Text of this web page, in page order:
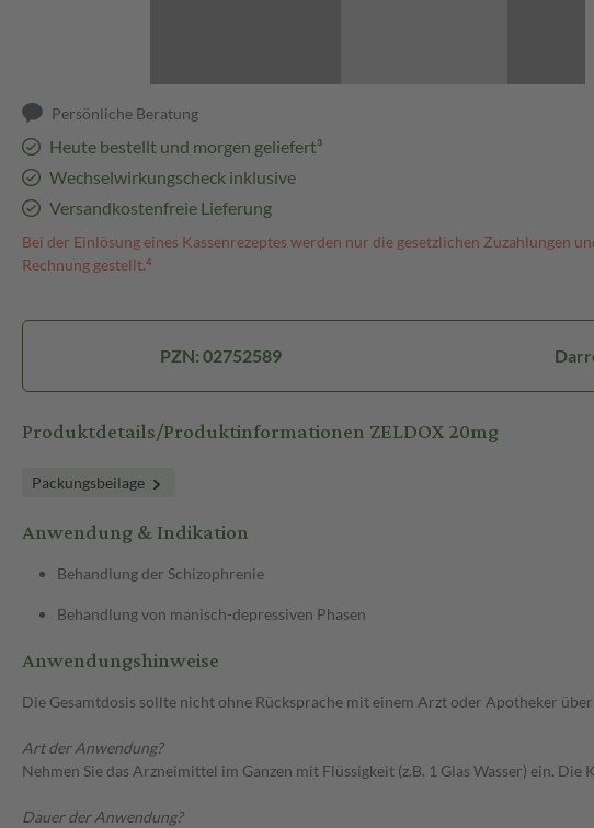
Persönliche Beratung
Heute bestellt und morgen geliefert³
Wechselwirkungscheck inklusive
Versandkostenfreie Lieferung
Bei der Einlösung eines Kassenrezeptes werden nur die gesetzlichen Zuzahlungen
Rechnung gestellt.⁴
PZN: 02752589
Produktdetails/Produktinformationen ZELDOX 20mg
Packungsbeilage
Anwendung & Indikation
Behandlung der Schizophrenie
Behandlung von manisch-depressiven Phasen
Anwendungshinweise
Die Gesamtdosis sollte nicht ohne Rücksprache mit einem Arzt oder Apotheker
Art der Anwendung?
Nehmen Sie das Arzneimittel im Ganzen mit Flüssigkeit (z.B. 1 Glas Wasser) ein.
Dauer der Anwendung?